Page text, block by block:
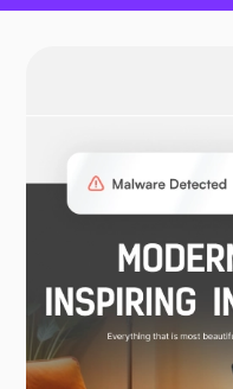
Docker
OpenVPN